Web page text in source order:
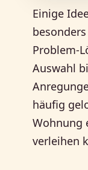
Einige
Problem-
Auswahl
häufig
Wohnung
verleihen